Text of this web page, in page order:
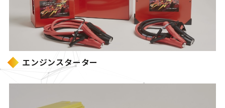
エンジンスターター